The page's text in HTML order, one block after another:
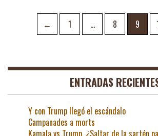
Navegación
← Page
1 … Page
8 Page
9
ENTRADAS
Y con Trump llegó el escándalo
Campanades a morts